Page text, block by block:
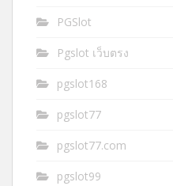
PGSlot
Pgslot เว็บตรง
pgslot168
pgslot77
pgslot77.com
pgslot99